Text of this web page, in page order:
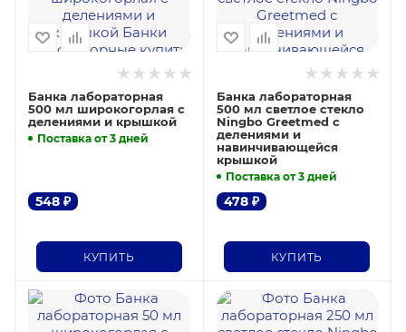
Банка лабораторная
500 мл широкогорлая с
делениями и крышкой
Поставка от 3 дней
548 ₽
КУПИТЬ
Банка лабораторная
500 мл светлое стекло
Ningbo Greetmed с
делениями и
навинчивающейся
крышкой
Поставка от 3 дней
478₽
КУПИТЬ